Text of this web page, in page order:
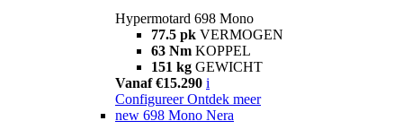
Hypermotard 698 Mono
77.5 pk VERMOGEN
63 Nm KOPPEL
151 kg GEWICHT
Vanaf €15.290 i
Configureer Ontdek meer
new 698 Mono Nera